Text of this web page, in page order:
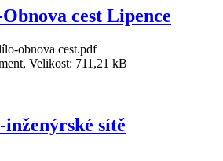
cest Lipence
obnova cest.pdf
Velikost: 711,21 kB
sítě